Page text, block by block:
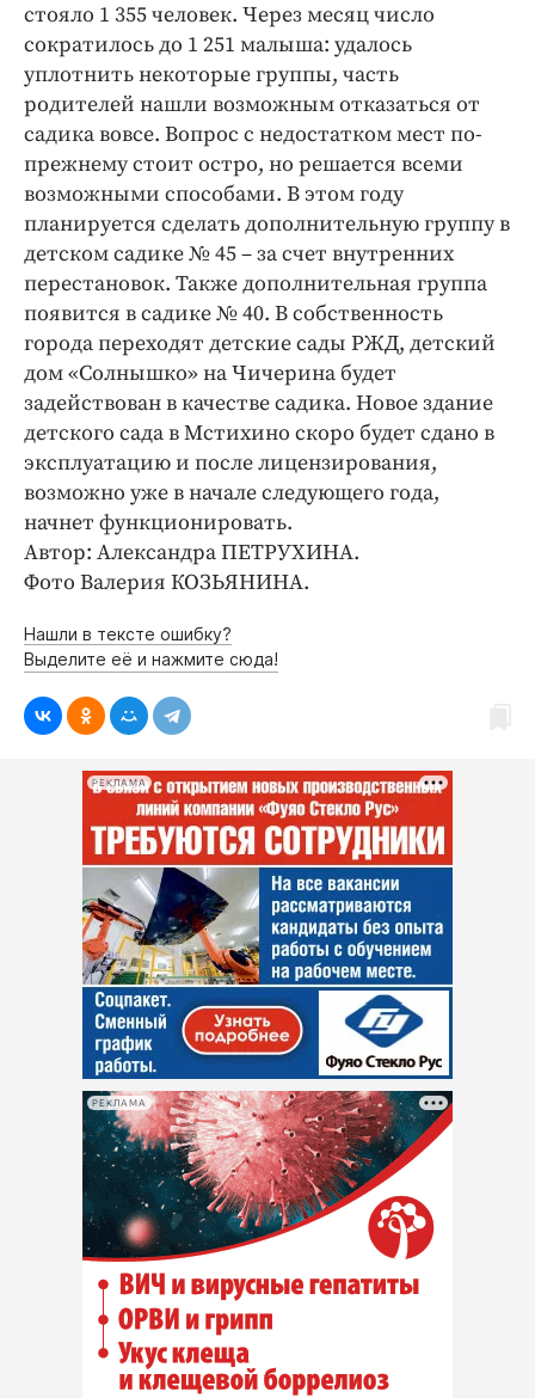
Праздники
Происшествия
Спорт
Экономика и бизнес
ПРОЕКТЫ
Блоги
Издания
Медиаперсона
Интересное чтиво
Клиника года
Бренд года
Работодатель года
стояло 1 355 человек. Через месяц число
сократилось до 1 251 малыша: удалось
уплотнить некоторые группы, часть
родителей нашли возможным отказаться от
садика вовсе. Вопрос с недостатком мест по-
прежнему стоит остро, но решается всеми
возможными способами. В этом году
планируется сделать дополнительную группу в
детском садике № 45 – за счет внутренних
перестановок. Также дополнительная группа
появится в садике № 40. В собственность
города переходят детские сады РЖД, детский
дом «Солнышко» на Чичерина будет
задействован в качестве садика. Новое здание
детского сада в Мстихино скоро будет сдано в
эксплуатацию и после лицензирования,
возможно уже в начале следующего года,
начнет функционировать.
Автор: Александра ПЕТРУХИНА.
Фото Валерия КОЗЬЯНИНА.
Нашли в тексте ошибку?
Выделите её и нажмите сюда!
РЕКЛАМА
РЕКЛАМА